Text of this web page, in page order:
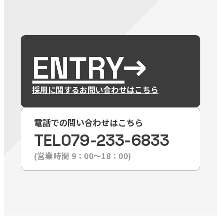
ENTRY
採用に関するお問い合わせはこちら
電話での問い合わせはこちら
TEL079-233-6833
(営業時間 9：00〜18：00)